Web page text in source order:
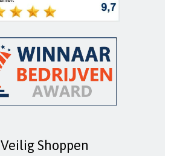
Veilig Shoppen